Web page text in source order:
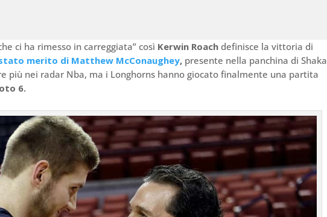
ci ha rimesso in carreggiata” così Kerwin Roach definisce la vittoria di
merito di Matthew McConaughey, presente nella panchina di Shaka
più nei radar Nba, ma i Longhorns hanno giocato finalmente una partita
6.